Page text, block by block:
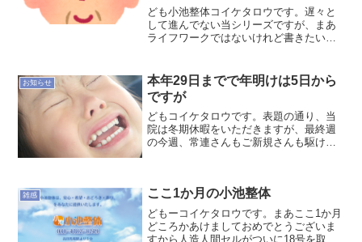
という少し物哀しい昨今〜
ども小池整体コイケタロウです。遅々と
して進んでない当シリーズですが、まあ
ライフワークではないけれど書きたいと
的な内容。自分が1966年式の個体なので
青春時代が80年代初...
お知らせ
本年29日までで年明けは5日から
ですが
どもコイケタロウです。表題の通り、当
院は冬期休暇をいただきますが、最終週
の今週、常連さんもご新規さんも駆け込
夫婦と小さいお子さんで...
雑感 ここ1か月の小池整体
どもーコイケタロウです。まあここ1か月
どころかあけましておめでとうございま
すから人造人間セルがついに18号を取り